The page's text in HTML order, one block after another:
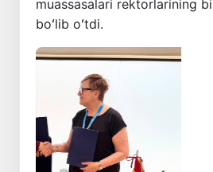
muassasalari rektorlarining
boʻlib oʻtdi.
Oldingi